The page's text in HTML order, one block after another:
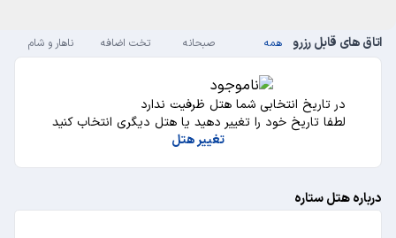
اتاق های قابل رزرو همه صبحانه تخت اضافه ناهار و شام
در تاریخ انتخابی شما هتل ظرفیت ندارد
لطفا تاریخ خود را تغییر دهید یا هتل دیگری انتخاب کنید
تغییر هتل
درباره هتل ستاره